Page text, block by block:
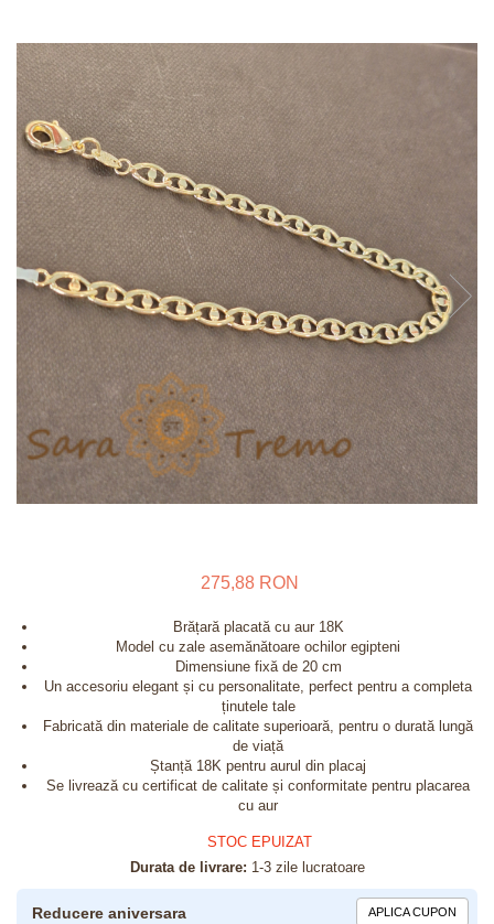
Inele
Lanturi
Bratari
Talismane
Verighete
Bijuterii din argint placate cu aur
24K
275,88 RON
Brățară placată cu aur 18K
Model cu zale asemănătoare ochilor egipteni
Dimensiune fixă de 20 cm
Un accesoriu elegant și cu personalitate, perfect pentru a completa
ținutele tale
Fabricată din materiale de calitate superioară, pentru o durată lungă
de viață
Ștanță 18K pentru aurul din placaj
Se livrează cu certificat de calitate și conformitate pentru placarea
cu aur
STOC EPUIZAT
Durata de livrare: 1-3 zile lucratoare
Reducere aniversara APLICA CUPON